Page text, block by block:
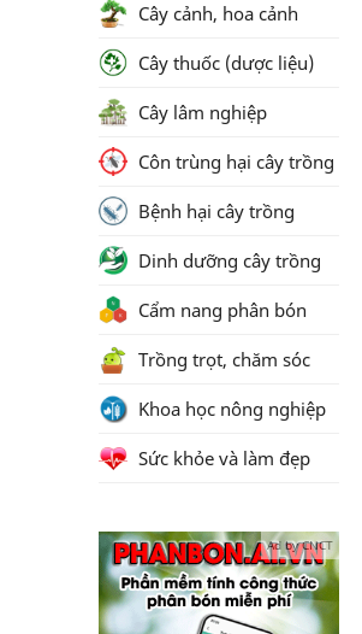
Cây cảnh, hoa cảnh
Cây thuốc (dược liệu)
Cây lâm nghiệp
Côn trùng hại cây trồng
Bệnh hại cây trồng
Dinh dưỡng cây trồng
Cẩm nang phân bón
Trồng trọt, chăm sóc
Khoa học nông nghiệp
Sức khỏe và làm đẹp
Ad by CNCT